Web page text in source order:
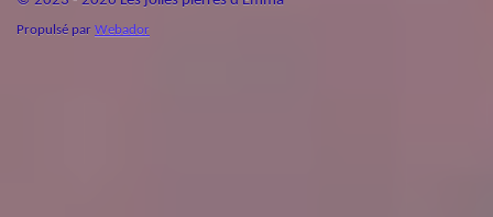
Propulsé par Webador